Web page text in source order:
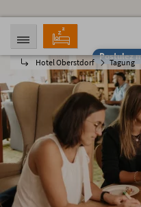
Postulez
Hotel Oberstdorf Tagung
ARRIVÉE
07.08.2026
DÉPART
12.08.2026
2 Personen
RÉSERVATION